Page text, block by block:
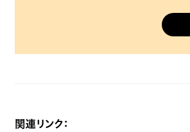
関連リンク：